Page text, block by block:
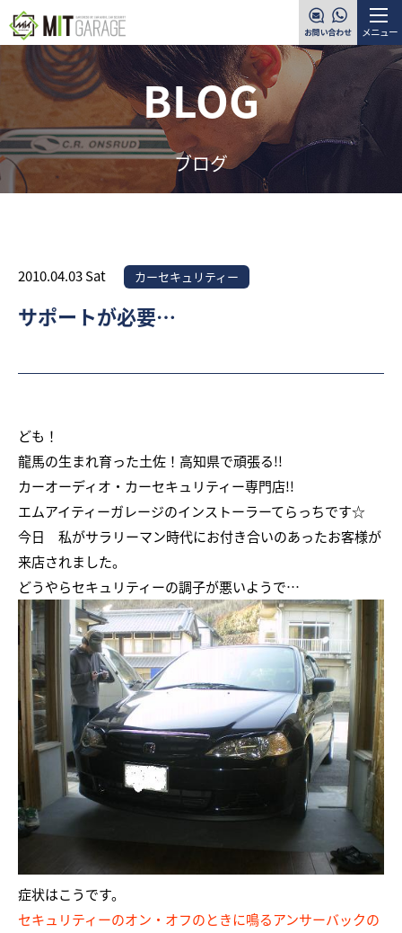
メニュー
BLOG
ブログ
2010.04.03 Sat カーセキュリティー
サポートが必要…
ども！
龍馬の生まれ育った土佐！高知県で頑張る!!
カーオーディオ・カーセキュリティー専門店!!
エムアイティーガレージのインストーラーてらっちです☆
今日 私がサラリーマン時代にお付き合いのあったお客様が
来店されました。
どうやらセキュリティーの調子が悪いようで…
症状はこうです。
セキュリティーのオン・オフのときに鳴るアンサーバックの